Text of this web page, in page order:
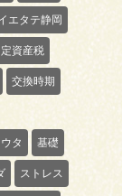
エタテ静岡
定資産税
交換時期
タ 基礎
ストレス